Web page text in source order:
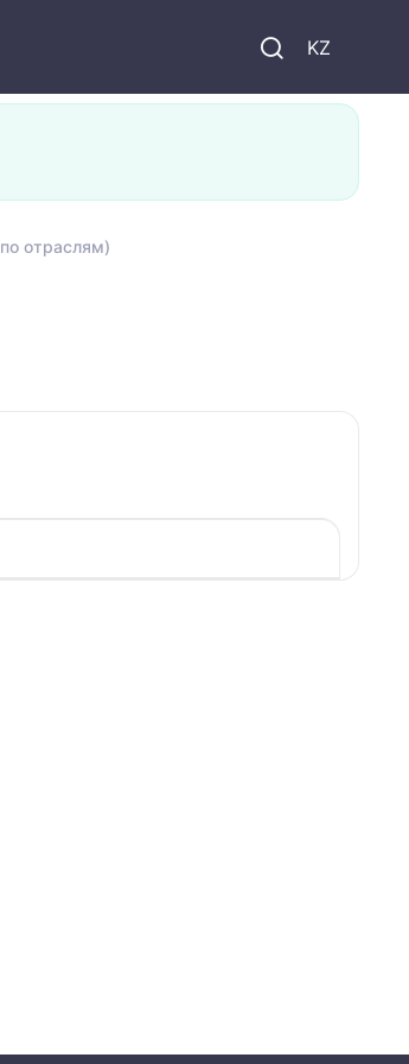
KZ
отраслям)